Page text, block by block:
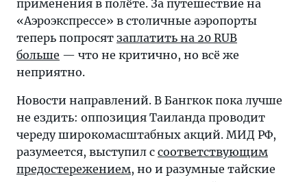
применения в полёте. За путешествие на
«Аэроэкспрессе» в столичные аэропорты
теперь попросят заплатить на 20 RUB
больше — что не критично, но всё же
неприятно.
Новости направлений. В Бангкок пока лучше
не ездить: оппозиция Таиланда проводит
череду широкомасштабных акций. МИД РФ,
разумеется, выступил с соответствующим
предостережением, но и разумные тайские